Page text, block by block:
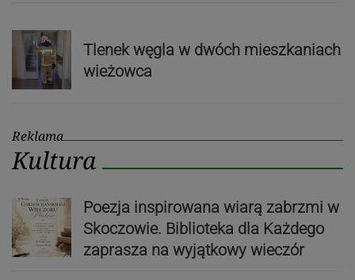
Tlenek węgla w dwóch mieszkaniach
wieżowca
Reklama
Kultura
Poezja inspirowana wiarą zabrzmi w
Skoczowie. Biblioteka dla Każdego
zaprasza na wyjątkowy wieczór